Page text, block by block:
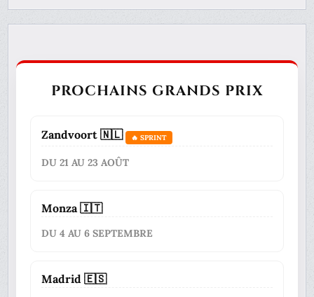
PROCHAINS GRANDS PRIX
Zandvoort 🇳🇱 🔥 SPRINT
DU 21 AU 23 AOÛT
Monza 🇮🇹
DU 4 AU 6 SEPTEMBRE
Madrid 🇪🇸